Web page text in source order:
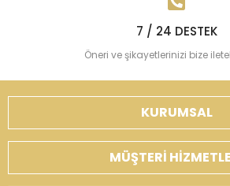
7 / 24 DESTEK
Öneri ve şikayetlerinizi bize
KURUMSAL
MÜŞTERİ